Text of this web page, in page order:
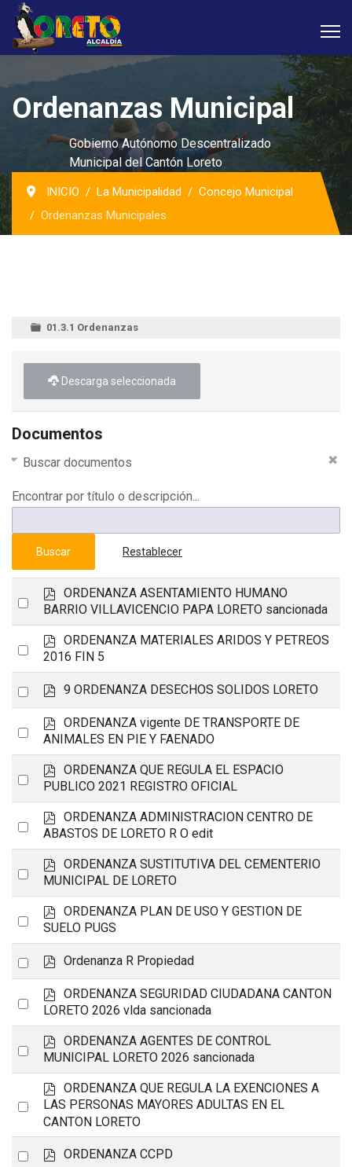
Ordenanzas Municipal
Gobierno Autónomo Descentralizado
Municipal del Cantón Loreto
INICIO La Municipalidad
Concejo Municipal
Ordenanzas Municipales
01.3.1 Ordenanzas
Descarga seleccionada
Documentos
Buscar documentos
Encontrar por título o descripción...
Buscar Restablecer
Select
an
item
p
d
f
ORDENANZA ASENTAMIENTO HUMANO
BARRIO VILLAVICENCIO PAPA LORETO sancionada
Select
an
item
p
d
f
ORDENANZA MATERIALES ARIDOS Y PETREOS
2016 FIN 5
Select
an
item
p9 ORDENANZA DESECHOS SOLIDOS LORETO
Select
an
item
p
d
f
ORDENANZA vigente DE TRANSPORTE DE
ANIMALES EN PIE Y FAENADO
Select
an
item
p
d
f
ORDENANZA QUE REGULA EL ESPACIO
PUBLICO 2021 REGISTRO OFICIAL
Select
an
item
p
d
f
ORDENANZA ADMINISTRACION CENTRO DE
ABASTOS DE LORETO R O edit
Select
an
item
p
d
f
ORDENANZA SUSTITUTIVA DEL CEMENTERIO
MUNICIPAL DE LORETO
Select
an
item
p
d
f
ORDENANZA PLAN DE USO Y GESTION DE
SUELO PUGS
Select
an
item
pOrdenanza R Propiedad
Select
an
item
p
d
f
ORDENANZA SEGURIDAD CIUDADANA CANTON
LORETO 2026 vlda sancionada
Select
an
p
d
f
ORDENANZA AGENTES DE CONTROL
MUNICIPAL LORETO 2026 sancionada
Select
p
d
f
ORDENANZA QUE REGULA LA EXENCIONES A
LAS PERSONAS MAYORES ADULTAS EN EL
CANTON LORETO
Select
pORDENANZA CCPD